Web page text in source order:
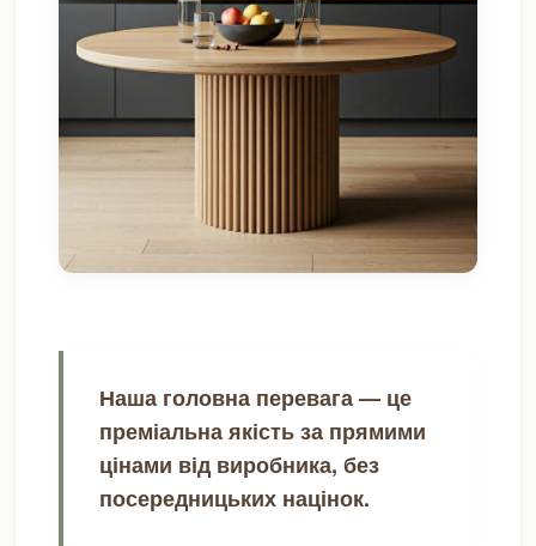
Наша головна перевага — це
преміальна якість за прямими
цінами від виробника, без
посередницьких націнок.